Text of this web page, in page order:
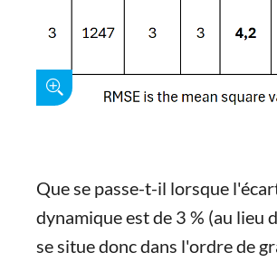
Que se passe-t-il lorsque
dynamique est de 3 % (au lieu
se situe donc dans l'ordre de